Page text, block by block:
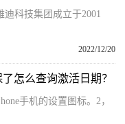
迪科技集团成立于2001
2022/12/20
怎么查询激活日期？
手机的设置图标。2，